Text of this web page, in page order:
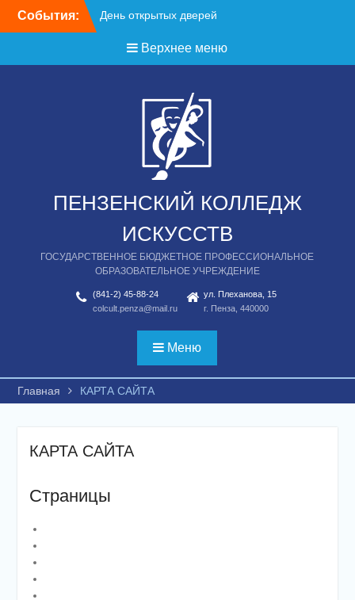
События: День открытых дверей
Верхнее меню
ПЕНЗЕНСКИЙ КОЛЛЕДЖ
ИСКУССТВ
ГОСУДАРСТВЕННОЕ БЮДЖЕТНОЕ ПРОФЕССИОНАЛЬНОЕ
ОБРАЗОВАТЕЛЬНОЕ УЧРЕЖДЕНИЕ
(841-2) 45-88-24
colcult.penza@mail.ru
ул. Плеханова, 15
г. Пенза, 440000
Меню
Главная КАРТА САЙТА
КАРТА САЙТА
Страницы